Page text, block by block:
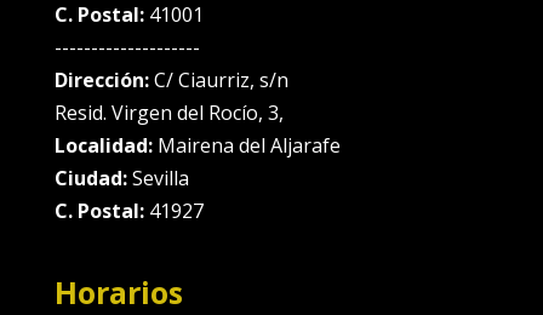
C. Postal:41001
--------------------
Dirección:C/ Ciaurriz, s/n
Resid. Virgen del Rocío, 3,
Localidad:Mairena del Aljarafe
Ciudad:Sevilla
C. Postal:41927
Horarios